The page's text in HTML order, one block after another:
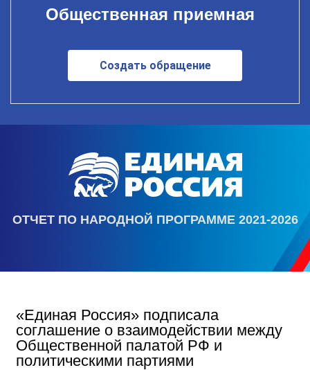
Общественная приемная
Создать обращение
ОТЧЕТ ПО НАРОДНОЙ ПРОГРАММЕ 2021-2026
«Единая Россия» подписала
соглашение о взаимодействии между
Общественной палатой РФ и
политическими партиями